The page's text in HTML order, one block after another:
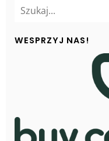
WESPRZYJ NAS!